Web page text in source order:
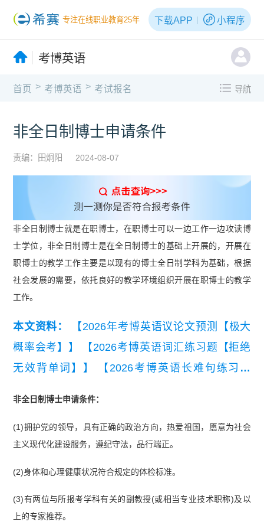
专注在线职业教育25年 下载APP 小程序
考博英语
首页 > 考博英语 > 考试报名 导航
非全日制博士申请条件
责编：田炯阳 2024-08-07
非全日制博士就是在职博士，在职博士可以一边工作一边攻读博
士学位，非全日制博士是在全日制博士的基础上开展的，开展在
职博士的教学工作主要是以现有的博士全日制学科为基础，根据
社会发展的需要，依托良好的教学环境组织开展在职博士的教学
工作。
本文资料：
【2026年考博英语议论文预测【极大
概率会考】】
【2026考博英语词汇练习题【拒绝
无效背单词】】
【2026考博英语长难句练习题
非全日制博士申请条件：
(1)拥护党的领导，具有正确的政治方向，热爱祖国，愿意为社会
主义现代化建设服务，遵纪守法，品行端正。
(2)身体和心理健康状况符合规定的体检标准。
(3)有两位与所报考学科有关的副教授(或相当专业技术职称)及以
上的专家推荐。